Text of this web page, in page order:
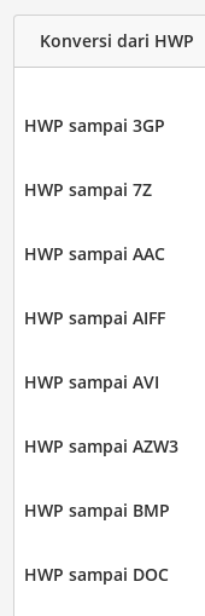
Konversi dari HWP
HWP sampai 3GP
HWP sampai 7Z
HWP sampai AAC
HWP sampai AIFF
HWP sampai AVI
HWP sampai AZW3
HWP sampai BMP
HWP sampai DOC